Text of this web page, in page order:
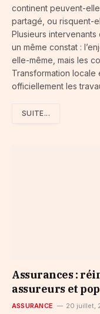
continent peuvent-
partagé, ou risquent-
Plusieurs
un même constat :
elle-même, mais les
Transformation locale
officiellement les
SUITE...
Assurances :
assureurs et
ASSURANCE 20 juillet,